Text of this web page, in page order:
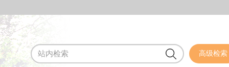
高级检索